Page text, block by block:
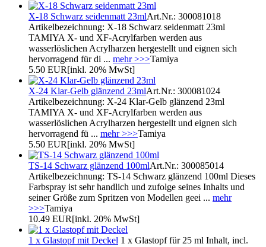
X-18 Schwarz seidenmatt 23mlArt.Nr.: 300081018
Artikelbezeichnung: X-18 Schwarz seidenmatt 23ml
TAMIYA X- und XF-Acrylfarben werden aus
wasserlöslichen Acrylharzen hergestellt und eignen sich
hervorragend für di ... mehr >>>Tamiya
5.50 EUR[inkl. 20% MwSt]
X-24 Klar-Gelb glänzend 23mlArt.Nr.: 300081024
Artikelbezeichnung: X-24 Klar-Gelb glänzend 23ml
TAMIYA X- und XF-Acrylfarben werden aus
wasserlöslichen Acrylharzen hergestellt und eignen sich
hervorragend fü ... mehr >>>Tamiya
5.50 EUR[inkl. 20% MwSt]
TS-14 Schwarz glänzend 100mlArt.Nr.: 300085014
Artikelbezeichnung: TS-14 Schwarz glänzend 100ml Dieses
Farbspray ist sehr handlich und zufolge seines Inhalts und
seiner Größe zum Spritzen von Modellen geei ... mehr
>>>Tamiya
10.49 EUR[inkl. 20% MwSt]
1 x Glastopf mit Deckel 1 x Glastopf für 25 ml Inhalt, incl.